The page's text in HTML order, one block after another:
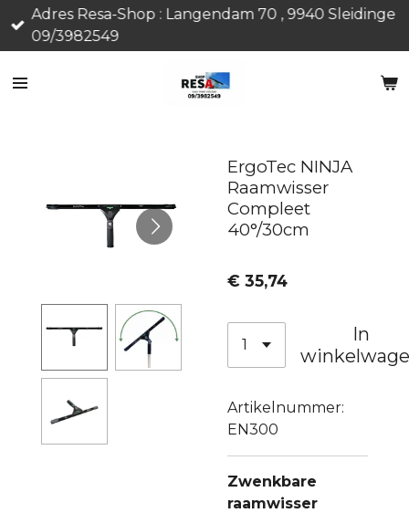
Ga
direct
de
Adres Resa-Shop : Langendam 70 , 9940 Sleidinge
09/3982549
ErgoTec NINJA
Raamwisser
Compleet
40°/30cm
€ 35,74
In
Artikelnummer:
EN300
Zwenkbare
raamwisser